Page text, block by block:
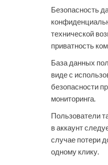
Безопасность
технической
приватность
База данных
виде с
безопасности
мониторинга.
Пользователи
в аккаунт
случае потери
одному клику.